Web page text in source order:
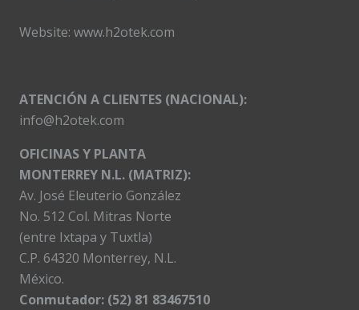
Website: www.h2otek.com
ATENCIÓN A CLIENTES (NACIONAL):
info@h2otek.com
OFICINAS Y PLANTA
MONTERREY N.L. (MATRIZ):
Av. José Eleuterio González
No. 512 Col. Mitras Norte
(entre Ixtapa y Tuxtla)
C.P. 64320 Monterrey, N.L.
México.
Conmutador: (52) 81 83467510